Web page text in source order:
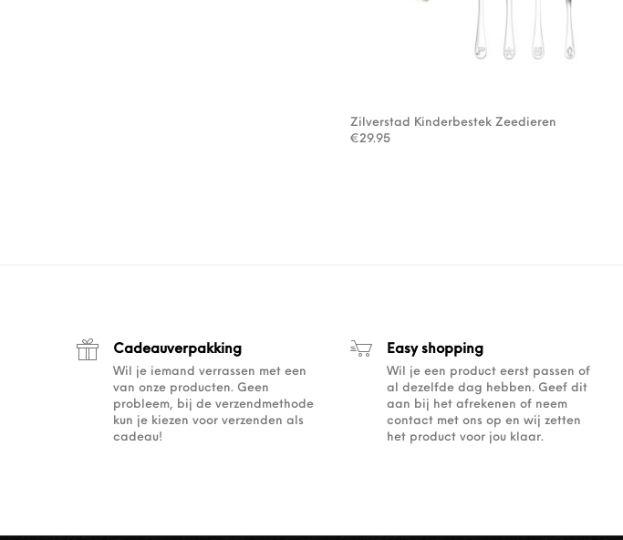
Zilverstad Kinderbestek Zeedieren
€29.95
Cadeauverpakking
Wil je iemand verrassen met een
van onze producten. Geen
probleem, bij de verzendmethode
kun je kiezen voor verzenden als
cadeau!
Easy shopping
Wil je een product eerst passen of
al dezelfde dag hebben. Geef dit
aan bij het afrekenen of neem
contact met ons op en wij zetten
het product voor jou klaar.